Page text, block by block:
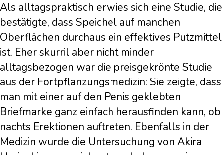
Als alltagspraktisch erwies sich eine Studie, die
bestätigte, dass Speichel auf manchen
Oberflächen durchaus ein effektives Putzmittel
ist. Eher skurril aber nicht minder
alltagsbezogen war die preisgekrönte Studie
aus der Fortpflanzungsmedizin: Sie zeigte, dass
man mit einer auf den Penis geklebten
Briefmarke ganz einfach herausfinden kann, ob
nachts Erektionen auftreten. Ebenfalls in der
Medizin wurde die Untersuchung von Akira